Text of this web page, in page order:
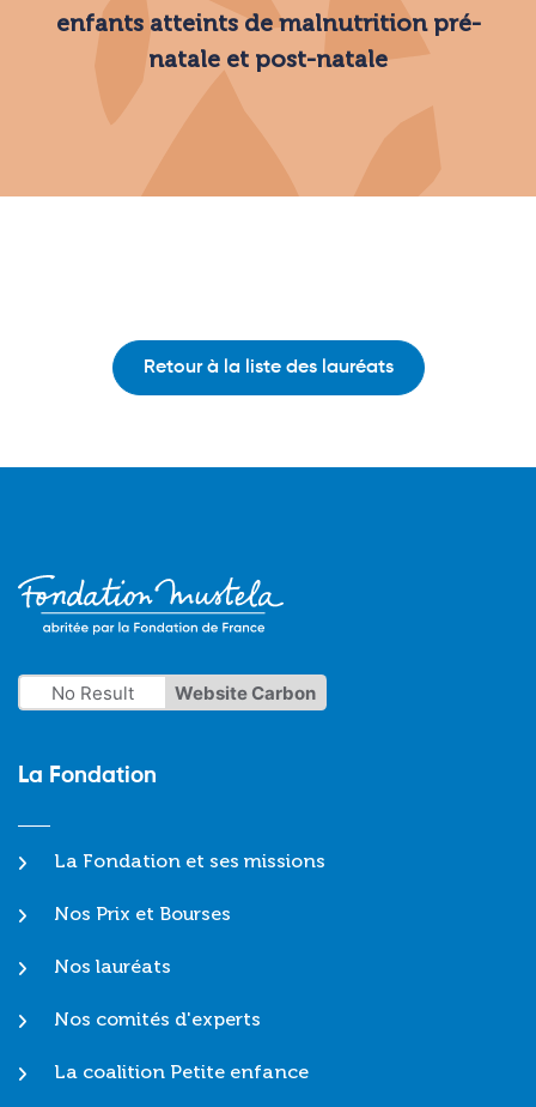
enfants atteints de malnutrition pré-
natale et post-natale
Retour à la liste des lauréats
No Result Website Carbon
La Fondation
La Fondation et ses missions
Nos Prix et Bourses
Nos lauréats
Nos comités d'experts
La coalition Petite enfance